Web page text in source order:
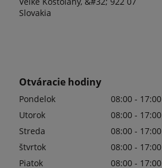
Slovakia
Otváracie hodiny
Pondelok
08:00 - 17:00
Utorok
08:00 - 17:00
Streda
08:00 - 17:00
štvrtok
08:00 - 17:00
Piatok
08:00 - 17:00